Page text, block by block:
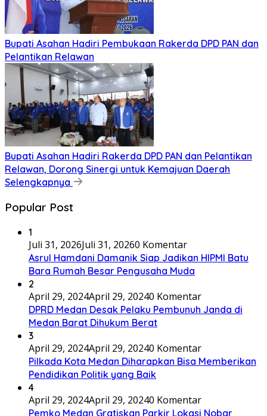
Bupati Asahan Hadiri Pembukaan Rakerda DPD PAN dan
Pelantikan Relawan
Bupati Asahan Hadiri Rakerda DPD PAN dan Pelantikan
Relawan, Dorong Sinergi untuk Kemajuan Daerah
Selengkapnya
Popular Post
1
Juli 31, 2026Juli 31, 20260 Komentar
Asrul Hamdani Damanik Siap Jadikan HIPMI Batu
Bara Rumah Besar Pengusaha Muda
2
April 29, 2024April 29, 20240 Komentar
DPRD Medan Desak Pelaku Pembunuh Janda di
Medan Barat Dihukum Berat
3
April 29, 2024April 29, 20240 Komentar
Pilkada Kota Medan Diharapkan Bisa Memberikan
Pendidikan Politik yang Baik
4
April 29, 2024April 29, 20240 Komentar
Pemko Medan Gratiskan Parkir Lokasi Nobar